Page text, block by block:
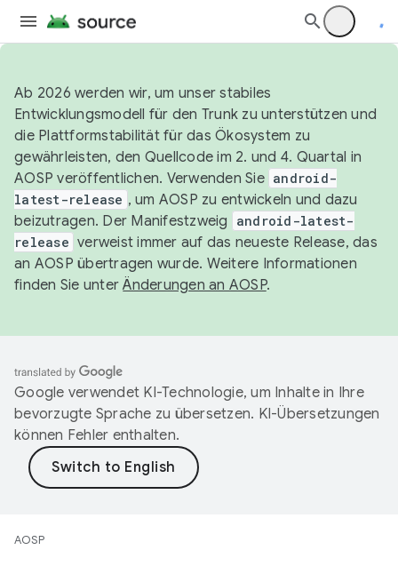
Ab 2026 werden wir, um unser stabiles
Entwicklungsmodell für den Trunk zu unterstützen und
die Plattformstabilität für das Ökosystem zu
gewährleisten, den Quellcode im 2. und 4. Quartal in
AOSP veröffentlichen. Verwenden Sie android-
latest-release , um AOSP zu entwickeln und dazu
beizutragen. Der Manifestzweig
android-latest-
release verweist immer auf das neueste Release, das
an AOSP übertragen wurde. Weitere Informationen
finden Sie unterÄnderungen an AOSP.
Google verwendet KI-Technologie, um Inhalte in Ihre
bevorzugte Sprache zu übersetzen. KI-Übersetzungen
können Fehler enthalten.
AOSP